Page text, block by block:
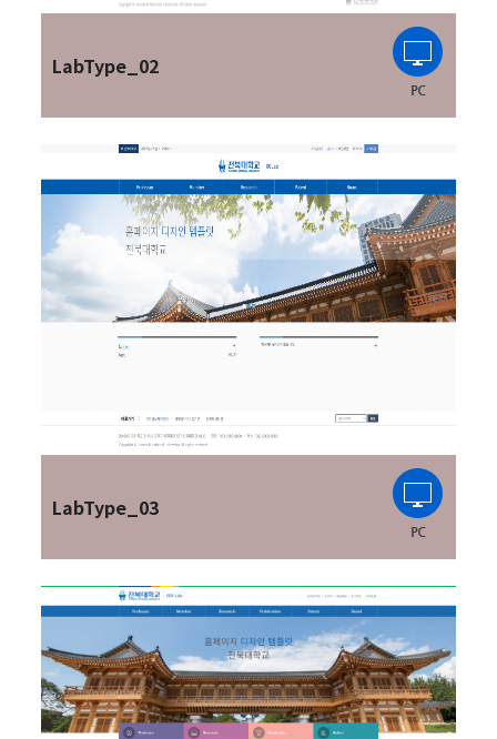
LabType_02
LabType_03